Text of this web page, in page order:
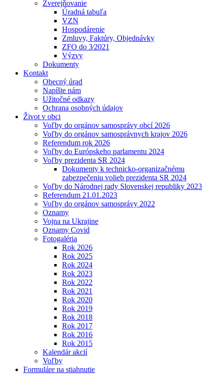
Zverejňovanie
Úradná tabuľa
VZN
Hospodárenie
Zmluvy, Faktúry, Objednávky
ZFO do 3⁄2021
Výzvy
Dokumenty
Kontakt
Obecný úrad
Napíšte nám
Užitočné odkazy
Ochrana osobných údajov
Život v obci
Voľby do orgánov samosprávy obcí 2026
Voľby do orgánov samosprávnych krajov 2026
Referendum rok 2026
Voľby do Európskeho parlamentu 2024
Voľby prezidenta SR 2024
Dokumenty k technicko-organizačnému
zabezpečeniu volieb prezidenta SR 2024
Voľby do Národnej rady Slovenskej republiky 2023
Referendum 21.01.2023
Voľby do orgánov samosprávy 2022
Oznamy
Vojna na Ukrajine
Oznamy Covid
Fotogaléria
Rok 2026
Rok 2025
Rok 2024
Rok 2023
Rok 2022
Rok 2021
Rok 2020
Rok 2019
Rok 2018
Rok 2017
Rok 2016
Rok 2015
Kalendár akcií
Voľby
Formuláre na stiahnutie